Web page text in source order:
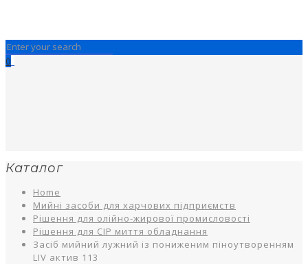
0
Каталог
Home
Мийні засоби для харчових підприємств
Рішення для олійно-жирової промисловості
Рішення для CIP миття обладнання
Засіб мийний лужний із пониженим піноутворенням
LIV актив 113